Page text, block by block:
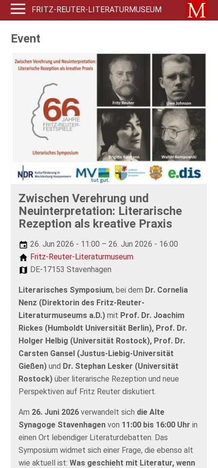
FRITZ-REUTER-LITERATURMUSEUM
Event
Zwischen Verehrung und
Neuinterpretation: Literarische
Rezeption als kreative Praxis
26. Jun 2026 - 11:00 – 26. Jun 2026 - 16:00
Fritz-Reuter-Literaturmuseum
DE-17153 Stavenhagen
Literarisches Symposium, bei dem Dr. Cornelia
Nenz (Direktorin des Fritz-Reuter-
Literaturmuseums a.D.) mit Prof. Dr. Joachim
Rickes (Humboldt Universität Berlin), Prof. Dr.
Holger Helbig (Universität Rostock), Prof. Dr.
Carsten Gansel (Justus-Liebig-Universität
Gießen) und Dr. Stephan Lesker (Universität
Rostock)über literarische Rezeption und neue
Perspektiven auf Fritz Reuter diskutiert.
Am 26. Juni 2026 verwandelt sich die Alte
Synagoge Stavenhagen von 11:00 bis 16:00 Uhr in
einen Ort lebendiger Literaturdebatten. Das
Symposium widmet sich einer Frage, die ebenso alt
wie aktuell ist:Was geschieht mit Literatur, wenn